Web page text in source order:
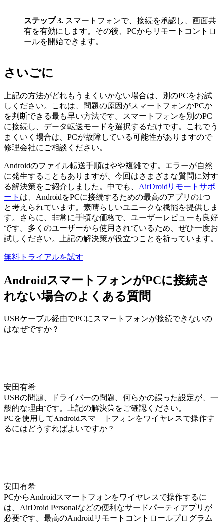
ステップ 3. スマートフォンで、接続を承認し、画面共
有を有効にします。その後、PCからリモートコントロ
ールを開始できます。
さいごに
上記の方法がどれもうまくいかない場合は、別のPCをお試
しください。これは、問題の原因がスマートフォンかPCか
を判断できる最も早い方法です。スマートフォンを別のPC
に接続し、データ転送モードを選択するだけです。これでう
まくいく場合は、PCが故障している可能性がありますので
修理会社にご相談ください。
Androidのファイル転送手順はやや複雑です。エラーが自然
に発生することもありますが、今回はさまざまな質問に対す
る解決策をご紹介しました。中でも、 AirDroidリモートサポ
ート は、AndroidをPCに接続するための最高のアプリの1つ
と考えられています。素晴らしいユニークな機能を提供しま
す。さらに、非常に手頃な価格で、ユーザーレビューも良好
です。多くのユーザーから使用されているため、ぜひ一度お
試しください。上記の解決策が役立つことを祈っています。
無料トライアルを試す
AndroidスマートフォンがPCに接続さ
れない場合のよくある質問
USBケーブル経由でPCにスマートフォンが接続できないの
はなぜですか？
安田有希
USBの問題、ドライバーの問題、何らかの誤った設定が、一
般的な理由です。上記の解決策をご確認ください。
PCを使用してAndroidスマートフォンをワイヤレスで操作す
るにはどうすればよいですか？
安田有希
PCからAndroidスマートフォンをワイヤレスで操作するに
は、AirDroid Personalなどの便利なサードパーティアプリが
必要です。最高のAndroidリモートコントロールプログラム